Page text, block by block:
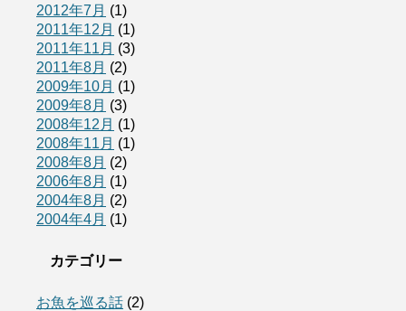
2012年7月 (1)
2011年12月 (1)
2011年11月 (3)
2011年8月 (2)
2009年10月 (1)
2009年8月 (3)
2008年12月 (1)
2008年11月 (1)
2008年8月 (2)
2006年8月 (1)
2004年8月 (2)
2004年4月 (1)
カテゴリー
お魚を巡る話 (2)